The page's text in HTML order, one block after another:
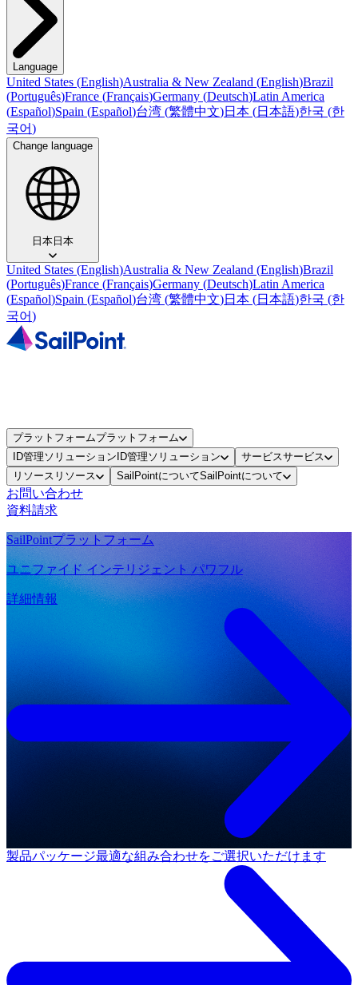
Language
United States (English)Australia & New Zealand (English)Brazil
(Português)France (Français)Germany (Deutsch)Latin America
(Español)Spain (Español)台湾 (繁體中文)日本 (日本語)한국 (한
국어)
Change language
日本日本
United States (English)Australia & New Zealand (English)Brazil
(Português)France (Français)Germany (Deutsch)Latin America
(Español)Spain (Español)台湾 (繁體中文)日本 (日本語)한국 (한
국어)
プラットフォームプラットフォーム
ID管理ソリューション ID管理ソリューション サービスサービス
リソース リソース SailPointについてSailPointについて
お問い合わせ
資料請求
SailPointプラットフォーム
ユニファイド インテリジェント パワフル
詳細情報
製品パッケージ最適な組み合わせをご選択いただけます